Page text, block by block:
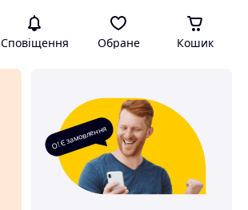
Сповіщення Обране Кошик
О! Є замовлення